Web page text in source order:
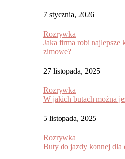
7 stycznia, 2026
Rozrywka
Jaka firma robi najlepsze
zimowe?
27 listopada, 2025
Rozrywka
W jakich butach można
5 listopada, 2025
Rozrywka
Buty do jazdy konnej dla